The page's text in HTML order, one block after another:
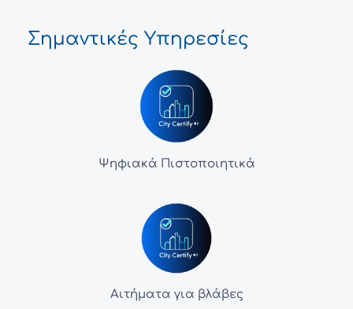
Σημαντικές Υπηρεσίες
Ψηφιακά Πιστοποιητικά
Αιτήματα για βλάβες